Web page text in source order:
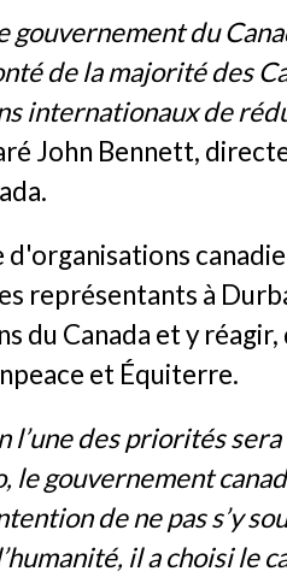
gouvernement du
de la majorité des
internationaux de
John Bennett,
représentants à
du Canada et y réagir,
et Équiterre.
l’une des priorités
le gouvernement
de ne pas s’y
il a choisi le